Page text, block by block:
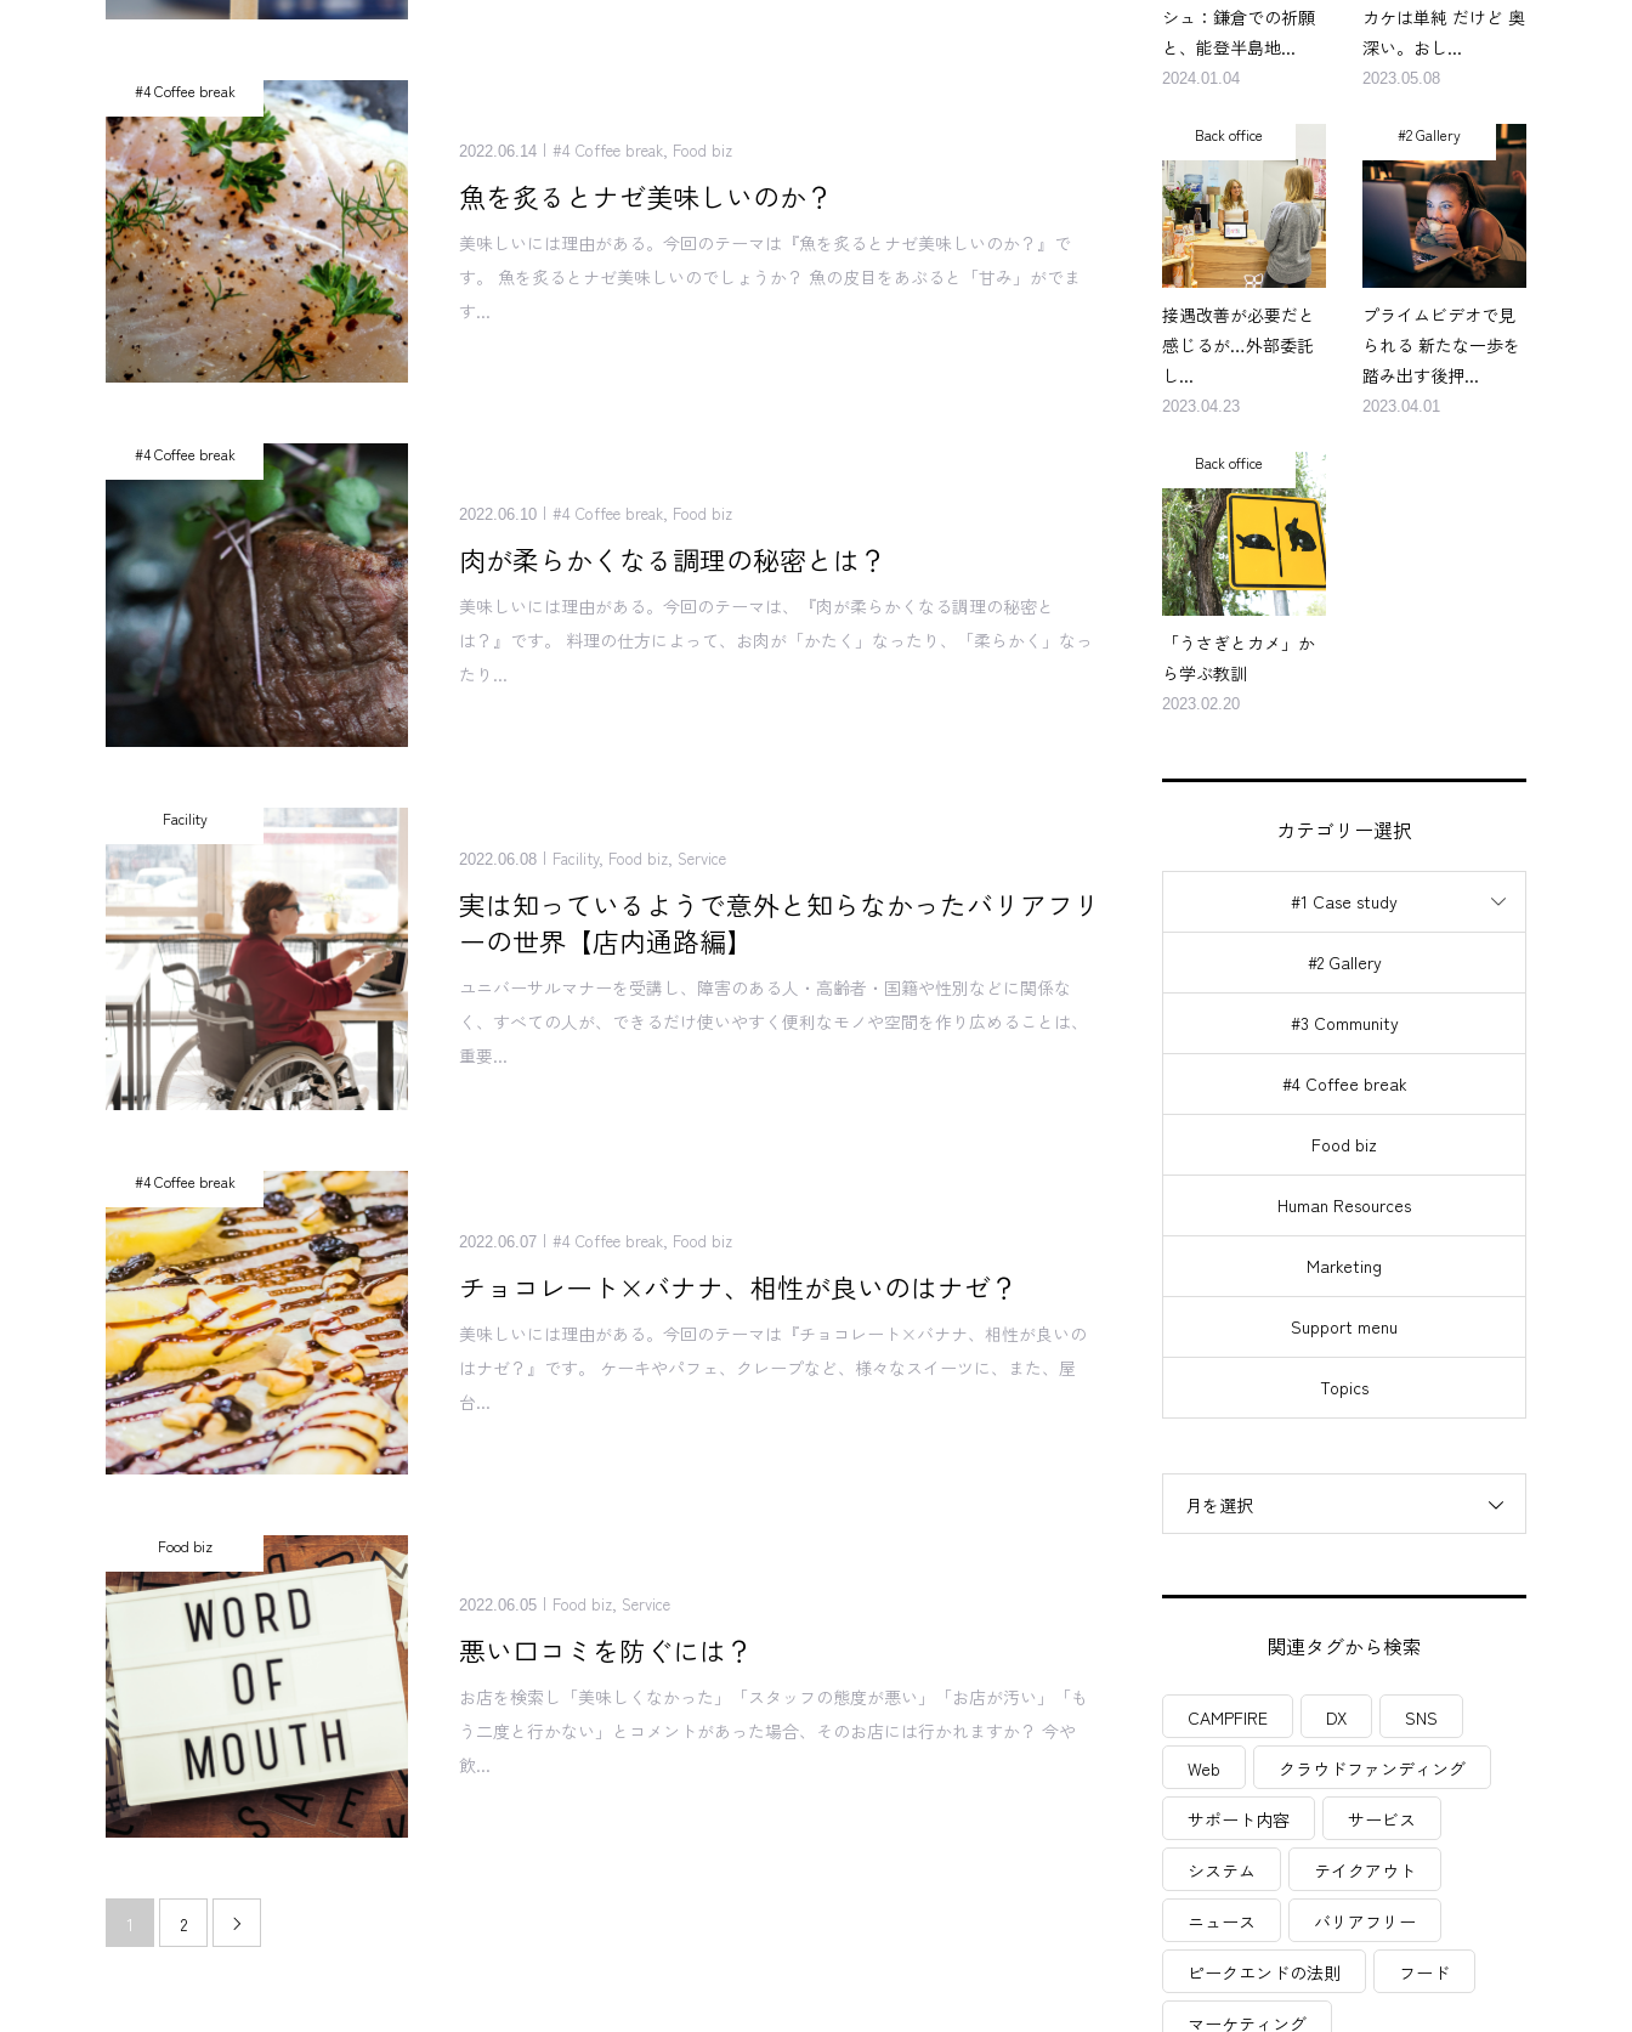
#4 Coffee break
2022.06.14 #4 Coffee break Food biz
魚を炙るとナゼ美味しいのか？
美味しいには理由がある。今回のテーマは『魚を炙るとナゼ美味しいのか？』で
す。 魚を炙るとナゼ美味しいのでしょうか？ 魚の皮目をあぶると「甘み」がでま
す...
#4 Coffee break
2022.06.10 #4 Coffee break, Food biz
肉が柔らかくなる調理の秘密とは？
美味しいには理由がある。今回のテーマは、『肉が柔らかくなる調理の秘密と
は？』です。 料理の仕方によって、お肉が「かたく」なったり、「柔らかく」なっ
たり...
Facility
2022.06.08 Facility, Food biz, Service
実は知っているようで意外と知らなかったバリアフリ
ーの世界【店内通路編】
ユニバーサルマナーを受講し、障害のある人・高齢者・国籍や性別などに関係な
く、すべての人が、できるだけ使いやすく便利なモノや空間を作り広めることは、
重要...
#4 Coffee break
2022.06.07 #4 Coffee break, Food biz
チョコレート×バナナ、相性が良いのはナゼ？
美味しいには理由がある。今回のテーマは『チョコレート×バナナ、相性が良いの
はナゼ？』です。 ケーキやパフェ、クレープなど、様々なスイーツに、また、屋
台...
Food biz
2022.06.05 Food biz, Service
悪い口コミを防ぐには？
お店を検索し「美味しくなかった」「スタッフの態度が悪い」「お店が汚い」「も
う二度と行かない」とコメントがあった場合、そのお店には行かれますか？ 今や
飲...
1 2 
シュ：鎌倉での祈願
と、能登半島地...
2024.01.04
カケは単純 だけど 奥
深い。おし...
2023.05.08
Back office
接遇改善が必要だと
感じるが…外部委託
し...
2023.04.23
#2 Gallery
プライムビデオで見
られる 新たな一歩を
踏み出す後押...
2023.04.01
Back office
「うさぎとカメ」か
ら学ぶ教訓
2023.02.20
カテゴリー選択
#1 Case study
#2 Gallery
#3 Community
#4 Coffee break
Food biz
Human Resources
Marketing
Support menu
Topics
月を選択
関連タグから検索
CAMPFIRE DX SNS
Web クラウドファンディング
サポート内容 サービス
システム テイクアウト
ニュース バリアフリー
ピークエンドの法則 フード
マーケティング